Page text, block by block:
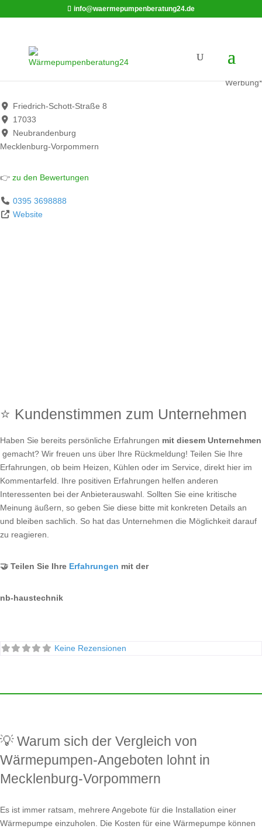
info@waermepumpenberatung24.de
nb-haustechnik
Werbung*
Friedrich-Schott-Straße 8
17033
Neubrandenburg
Mecklenburg-Vorpommern
👉 zu den Bewertungen
0395 3698888
Website
⭐ Kundenstimmen zum Unternehmen
Haben Sie bereits persönliche Erfahrungen mit diesem Unternehmen
gemacht? Wir freuen uns über Ihre Rückmeldung! Teilen Sie Ihre
Erfahrungen, ob beim Heizen, Kühlen oder im Service, direkt hier im
Kommentarfeld. Ihre positiven Erfahrungen helfen anderen
Interessenten bei der Anbieterauswahl. Sollten Sie eine kritische
Meinung äußern, so geben Sie diese bitte mit konkreten Details an
und bleiben sachlich. So hat das Unternehmen die Möglichkeit darauf
zu reagieren.
🤝 Teilen Sie Ihre Erfahrungen mit der
nb-haustechnik
Keine Rezensionen
💡 Warum sich der Vergleich von
Wärmepumpen-Angeboten lohnt in
Mecklenburg-Vorpommern
Es ist immer ratsam, mehrere Angebote für die Installation einer
Wärmepumpe einzuholen. Die Kosten für eine Wärmepumpe können